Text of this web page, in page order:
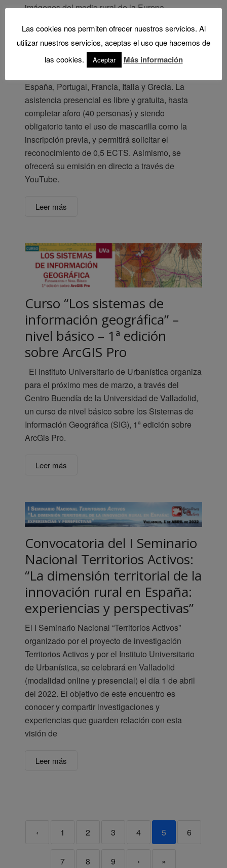
imágenes del medio rural de la Europa
mañana y tarde) y 22 (sesión de mañana) de
febrero, en el salón de grados de la ETS de
Arquitectura de Valladolid, contando con la
España, Portugal, Francia, Italia y Grecia. La
asistencia presencial es libre y gratuita, hasta
completar aforo (40 personas) y siendo
obligatorio tanto el uso de mascarilla como la
inscripción previa, y permitirá solicitar el
reconocimiento de 0,5 ECTS. Asimismo, se
ofrecerá su emisión en directo a través de
YouTube.
Leer más
Curso “Los sistemas de
información geográfica” –
nivel básico – 1ª edición
sobre ArcGIS Pro
El Instituto Universitario de Urbanística organiza
para el próximo mes de marzo, a través del
Centro Buendía de la Universidad de Valladolid,
un curso de nivel básico sobre los Sistemas de
Información Geográfica (SIG), 1ª edición sobre
ArcGis Pro.
Leer más
Convocatoria del I Seminario
Nacional Territorios Activos:
“La dimensión territorial de la
innovación rural en España:
experiencias y perspectivas”
El I Seminario Nacional “Territorios Activos”
organizado por el proyecto de investigación
Territorios Activos y por el Instituto Universitario
de Urbanística, se celebrará en Valladolid
(modalidad online y presencial) el día 1 de abril
del 2022. El objetivo de este encuentro es
conocer y compartir investigaciones y
experiencias que guarden relación con esta
visión de
Leer más
‹ 1 2 3 4 5 6
7 8 9 › »
Las cookies nos permiten ofrecer nuestros servicios. Al
utilizar nuestros servicios, aceptas el uso que hacemos de
las cookies.
Aceptar Más información